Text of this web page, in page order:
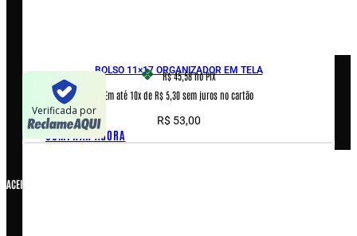
BOLSO 11×17 ORGANIZADOR EM TELA
R$ 45,58no PIX
Em até 10x de R$ 5,30 sem juros no cartão
R$ 53,00
COMPRAR AGORA
Verificada por
ACEITAMOS